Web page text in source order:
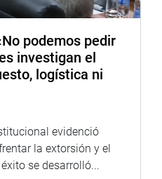
podemos pedir
investigan el
logística ni
evidenció
la extorsión y el
se desarrolló...